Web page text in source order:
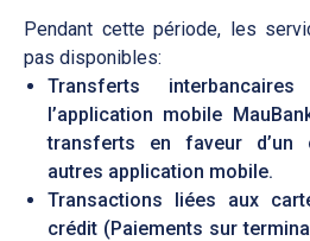
Pendant cette période, les
pas disponibles:
Transferts
l’application mobile
transferts en faveur d’un
autres application mobile.
Transactions liées aux
crédit (Paiements sur